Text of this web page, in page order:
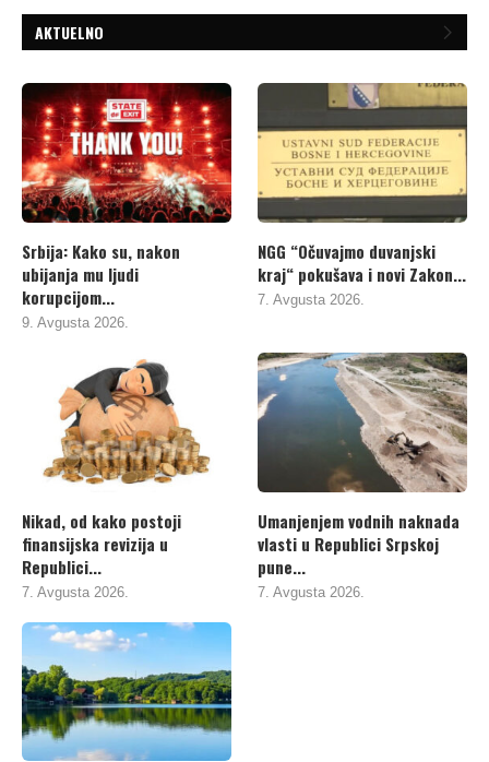
AKTUELNO
Srbija: Kako su, nakon
ubijanja mu ljudi
korupcijom...
9. Avgusta 2026.
NGG “Očuvajmo duvanjski
kraj“ pokušava i novi Zakon...
7. Avgusta 2026.
Nikad, od kako postoji
finansijska revizija u
Republici...
7. Avgusta 2026.
Umanjenjem vodnih naknada
vlasti u Republici Srpskoj
pune...
7. Avgusta 2026.